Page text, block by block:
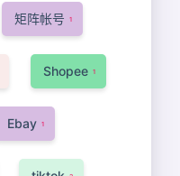
矩阵帐号 1
Shopee 1
Ebay 1